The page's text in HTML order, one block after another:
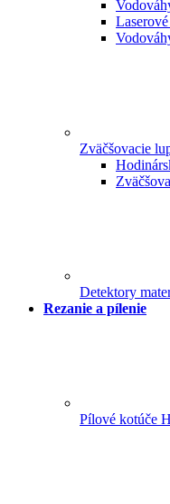
Zväčšovacie
Detektory
Rezanie a pílenie
Pílové kotúče